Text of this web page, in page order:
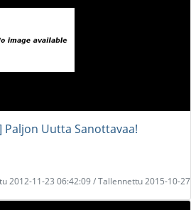
Paljon Uutta Sanottavaa!
2012-11-23 06:42:09 / Tallennettu 2015-10-27